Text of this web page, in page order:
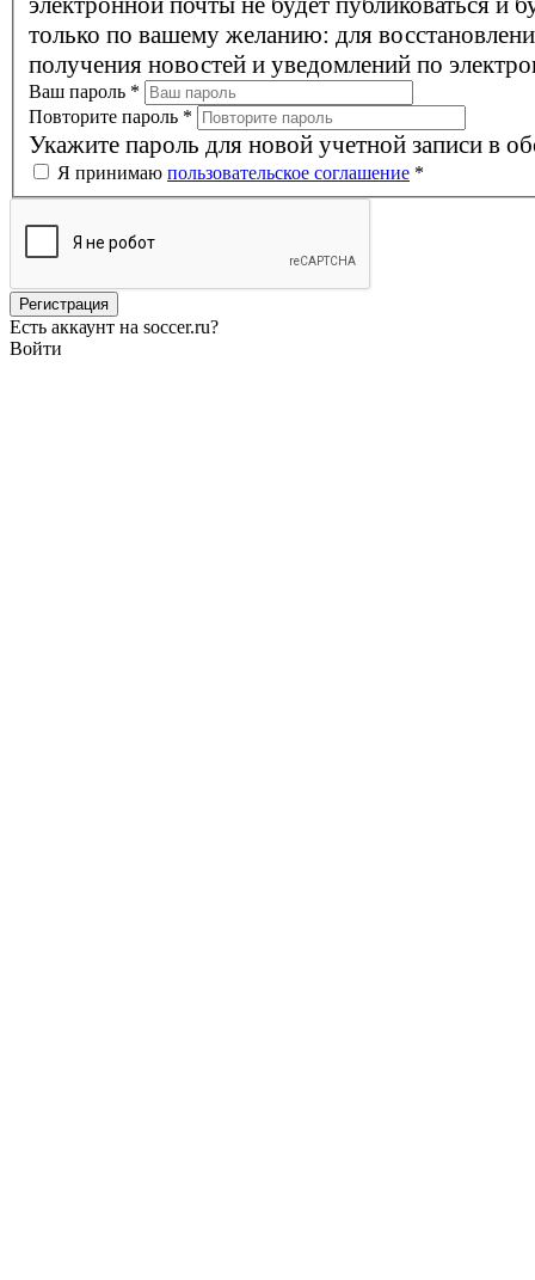
только по вашему желанию: для
получения новостей и уведомлений по
Ваш пароль *
Повторите пароль *
Укажите пароль для новой учетной записи в
Я принимаю пользовательское соглашение *
Есть аккаунт на soccer.ru?
Войти